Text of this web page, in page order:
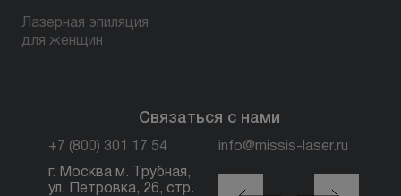
Лазерная эпиляция
для женщин
Связаться с нами
+7 (800) 301 17 54 info@missis-laser.ru
г. Москва м. Трубная,
ул. Петровка, 26, стр.
г. Москва м./МЦК
Автозаводская, ул.